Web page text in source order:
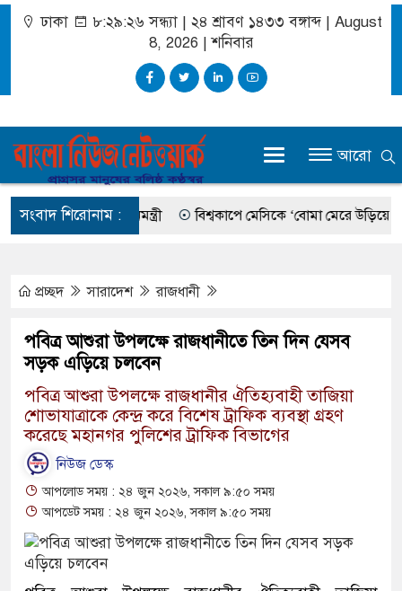
ঢাকা ৮:২৯:২৬ সন্ধ্যা| ২৪ শ্রাবণ ১৪৩৩ বঙ্গাব্দ | August
8, 2026 |শনিবার
আরো
সংবাদ শিরোনাম :
সক্রিয়: প্রধানমন্ত্রী বিশ্বকাপে মেসিকে ‘বোমা মেরে উড়িয়ে
প্রচ্ছদ সারাদেশ রাজধানী
পবিত্র আশুরা উপলক্ষে রাজধানীতে তিন দিন যেসব
সড়ক এড়িয়ে চলবেন
পবিত্র আশুরা উপলক্ষে রাজধানীর ঐতিহ্যবাহী তাজিয়া
শোভাযাত্রাকে কেন্দ্র করে বিশেষ ট্রাফিক ব্যবস্থা গ্রহণ
করেছে মহানগর পুলিশের ট্রাফিক বিভাগের
নিউজ ডেস্ক
আপলোড সময় : ২৪ জুন ২০২৬, সকাল ৯:৫০ সময়
আপডেট সময় : ২৪ জুন ২০২৬, সকাল ৯:৫০ সময়